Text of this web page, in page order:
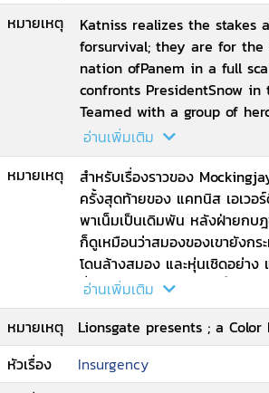
หมายเหตุ
Katniss realizes the stakes
forsurvival; they are for
nation ofPanem in a full
confronts PresidentSnow in
Teamed with a group of
including Gale, Finnick and
off on a mission with the
as they risk their lives to
ofPanem, and stage an
on PresidentSnow who has
increasingly obsessed with
อ่านเพิ่มเติม
หมายเหตุ
สำหรับเรื่องราวของ
ครั้งสุดท้ายของ แคทนิส เอเวอ
พาเน็มเป็นเดิมพัน หลังฝ่ายกบ
ก็ดูเหมือนว่าสมองของเขายังกร
โดนล้างสมอง และหุ่นเชิดอย่าง
ซึ่งถูกยกย่องให้เป็นม็อกกิ้งเจย์ เป็นตัวแทนของความ
หวังในกอบกู้และยึดคืนซึ่งประช
ก็เริ่มจะตระหนักมากขึ้นแล้วว่าเ
ยืนหยัดปลุกเร้าผู้คนในลุกขึ้นรว
แต่เมื่อถึงจุดๆ หนึ่ง เหตุการณ์ดู
อ่านเพิ่มเติม
หมายเหตุ
Lionsgate presents ; a Color
หัวเรื่อง
Insurgency